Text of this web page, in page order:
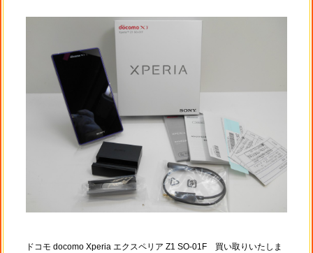
ドコモ docomo Xperia エクスペリア Z1 SO-01F 買い取りいたしま